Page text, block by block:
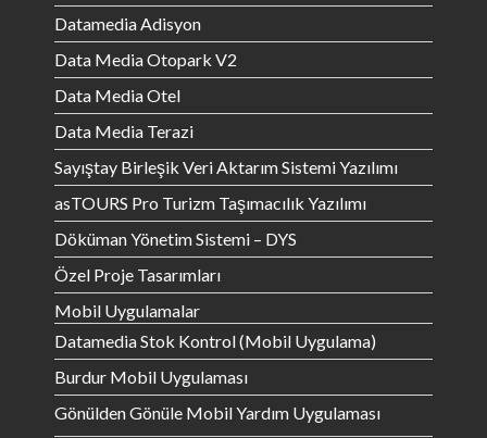
Datamedia Adisyon
Data Media Otopark V2
Data Media Otel
Data Media Terazi
Sayıştay Birleşik Veri Aktarım Sistemi Yazılımı
asTOURS Pro Turizm Taşımacılık Yazılımı
Döküman Yönetim Sistemi – DYS
Özel Proje Tasarımları
Mobil Uygulamalar
Datamedia Stok Kontrol (Mobil Uygulama)
Burdur Mobil Uygulaması
Gönülden Gönüle Mobil Yardım Uygulaması